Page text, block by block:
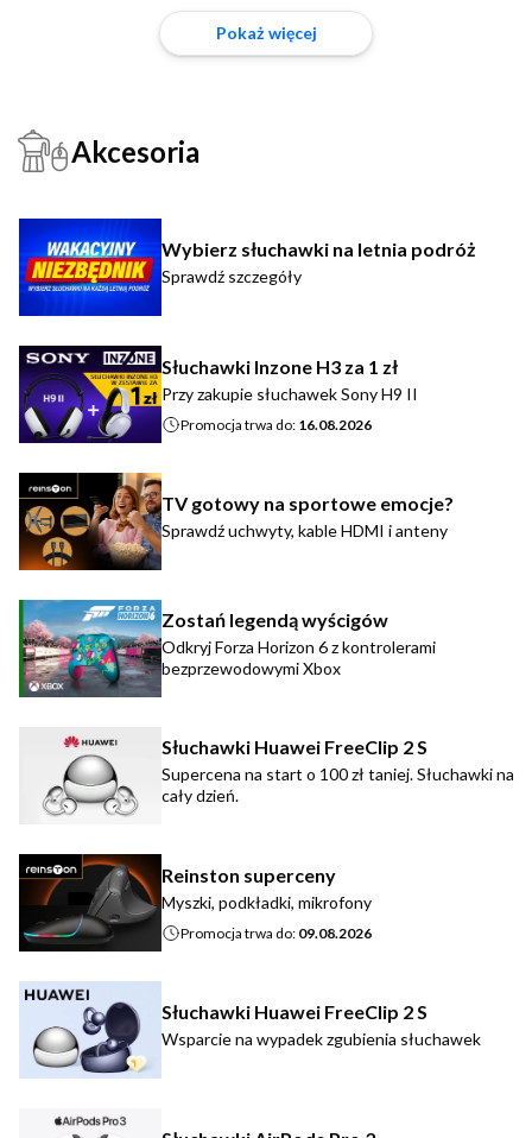
Pokaż więcej
Akcesoria
Wybierz słuchawki na letnia podróż
Sprawdź szczegóły
Słuchawki Inzone H3 za 1 zł
Przy zakupie słuchawek Sony H9 II
Promocja trwa do: 16.08.2026
TV gotowy na sportowe emocje?
Sprawdź uchwyty, kable HDMI i anteny
Zostań legendą wyścigów
Odkryj Forza Horizon 6 z kontrolerami
bezprzewodowymi Xbox
Słuchawki Huawei FreeClip 2 S
Supercena na start o 100 zł taniej. Słuchawki na
cały dzień.
Reinston superceny
Myszki, podkładki, mikrofony
Promocja trwa do: 09.08.2026
Słuchawki Huawei FreeClip 2 S
Wsparcie na wypadek zgubienia słuchawek